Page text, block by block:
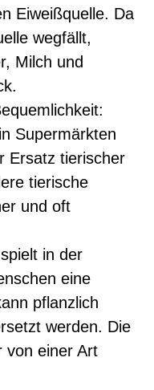
Eiweißquelle. Da
wegfällt,
Milch und
Supermärkten
Ersatz tierischer
tierische
und oft
in der
eine
pflanzlich
werden. Die
von einer Art